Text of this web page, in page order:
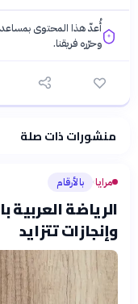
أُعدّ هذا المحتوى
وحرّره فريقنا.
فلسفتنا المعرفية· سياسة
منشورات ذات صلة
مرايا› بالأرقام
الرياضة
وإنجازات تتزايد